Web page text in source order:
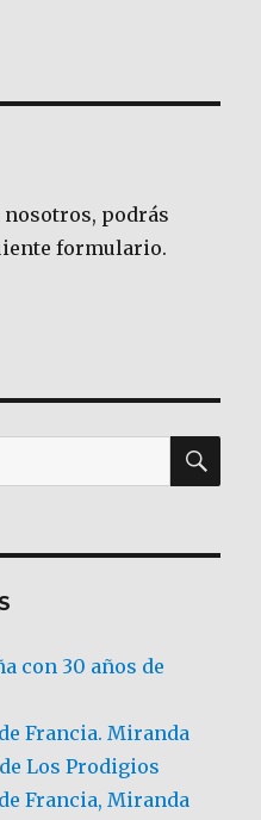
podrás
formulario.
con 30 años de
Francia. Miranda
Los Prodigios
Francia, Miranda